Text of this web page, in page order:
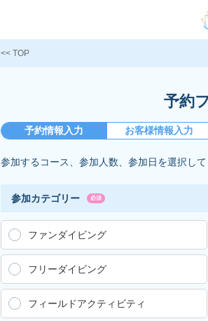
<< TOP
予約
予約情報入力 お客様情報入力
参加するコース、参加人数、参加日を選択して
参加カテゴリー 必須
ファンダイビング
フリーダイビング
フィールドアクティビティ